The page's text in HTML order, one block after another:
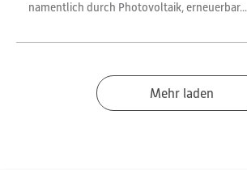
namentlich durch Photovoltaik, erneuerbar...
Mehr laden